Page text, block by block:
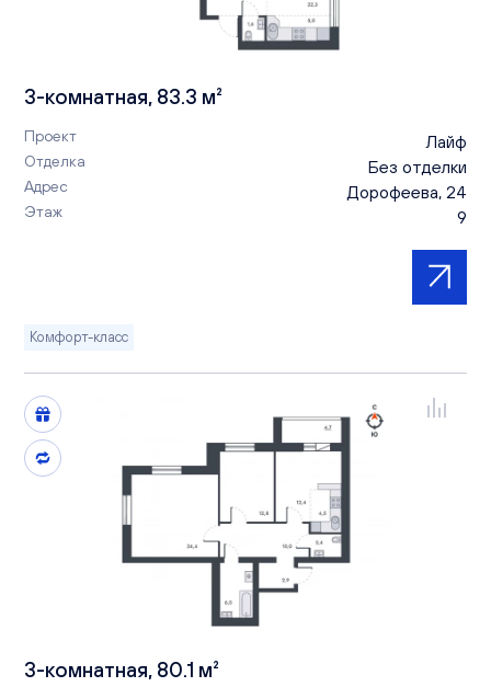
3-комнатная, 83.3 м²
Проект Лайф
Отделка Без отделки
Адрес Дорофеева, 24
Этаж 9
Комфорт-класс
3-комнатная, 80.1 м²